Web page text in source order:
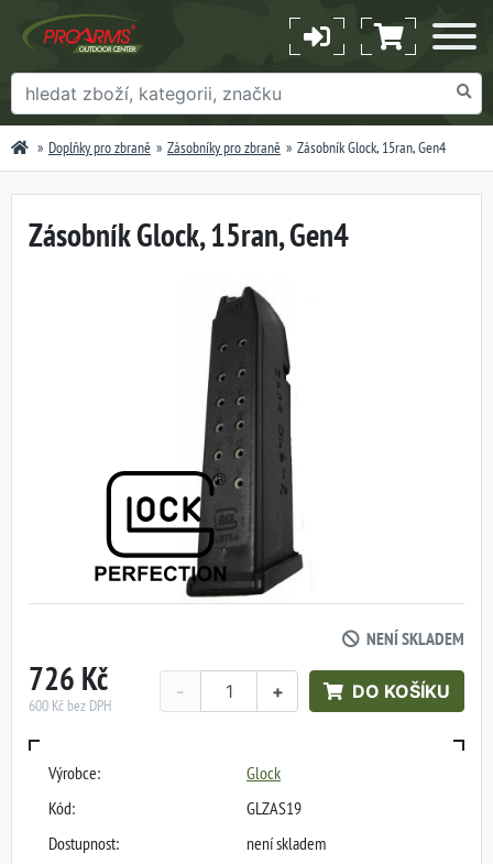
Doplňky pro zbraně Zásobníky pro zbraně Zásobník Glock, 15ran, Gen4
Zásobník Glock, 15ran, Gen4
NENÍ SKLADEM
726 Kč
600 Kč bez DPH
+
- DO KOŠÍKU
Výrobce:
Glock
Kód:
GLZAS19
Dostupnost:
není skladem